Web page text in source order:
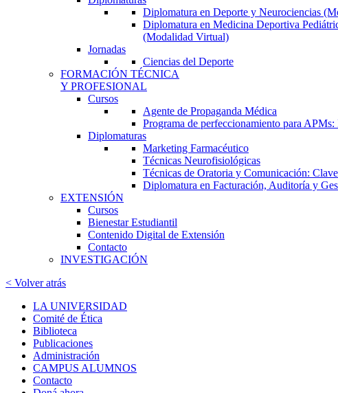
Diplomatura en Deporte y Neurociencias
Diplomatura en Medicina Deportiva
(Modalidad Virtual)
Jornadas
Ciencias del Deporte
FORMACIÓN TÉCNICA
Y PROFESIONAL
Cursos
Agente de Propaganda Médica
Programa de perfeccionamiento para
Diplomaturas
Marketing Farmacéutico
Técnicas Neurofisiológicas
Técnicas de Oratoria y Comunicación:
Diplomatura en Facturación, Auditoría y
EXTENSIÓN
Cursos
Bienestar Estudiantil
Contenido Digital de Extensión
Contacto
INVESTIGACIÓN
< Volver atrás
LA UNIVERSIDAD
Comité de Ética
Biblioteca
Publicaciones
Administración
CAMPUS ALUMNOS
Contacto